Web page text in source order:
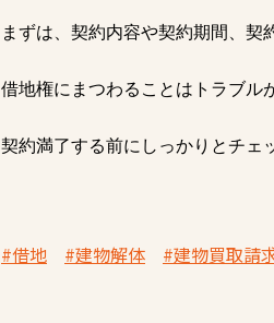
まずは、契約内容や契約期間、契
借地権にまつわることはトラブル
契約満了する前にしっかりとチェ
#借地 #建物解体 #建物買取請